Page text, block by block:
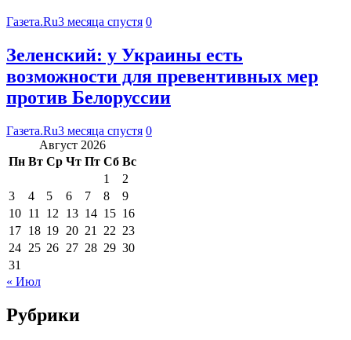
Газета.Ru3 месяца спустя 0
Зеленский: у Украины есть
возможности для превентивных мер
против Белоруссии
Газета.Ru3 месяца спустя 0
Август 2026
Пн Вт Ср Чт Пт Сб Вс
1
2
3
4 5 6 7 8
9
10 11 12 13 14 15 16
17 18 19 20 21 22 23
24 25 26 27 28 29 30
31
« Июл
Рубрики